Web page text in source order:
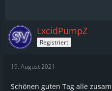
LxcidPumpZ
Registriert
19. August 2021
Schönen guten Tag alle